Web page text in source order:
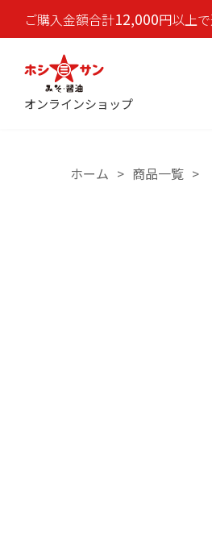
ご購入金額合計12,000円以上
オンラインショップ
ホーム 商品一覧